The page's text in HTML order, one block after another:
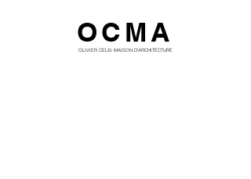
OCMA
OLIVIER CELSI MAISON D'ARCHITECTURE